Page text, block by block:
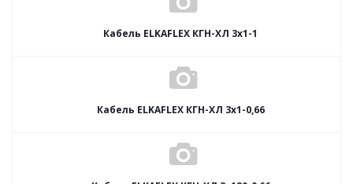
Кабель ELKAFLEX КГН-ХЛ 3x1-1
Кабель ELKAFLEX КГН-ХЛ 3x1-0,66